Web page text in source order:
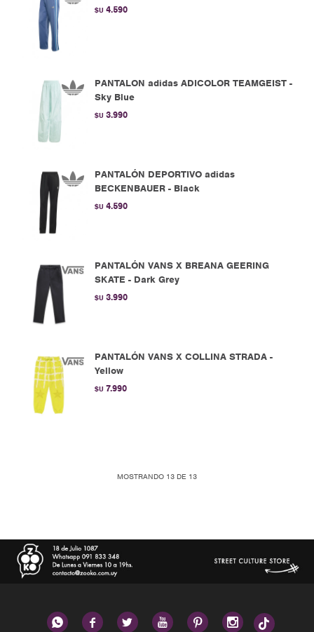
$U 4.590
PANTALON adidas ADICOLOR TEAMGEIST -
Sky Blue
$U 3.990
PANTALÓN DEPORTIVO adidas
BECKENBAUER - Black
$U 4.590
PANTALÓN VANS X BREANA GEERING
SKATE - Dark Grey
$U 3.990
PANTALÓN VANS X COLLINA STRADA -
Yellow
$U 7.990
MOSTRANDO 13 DE 13
     